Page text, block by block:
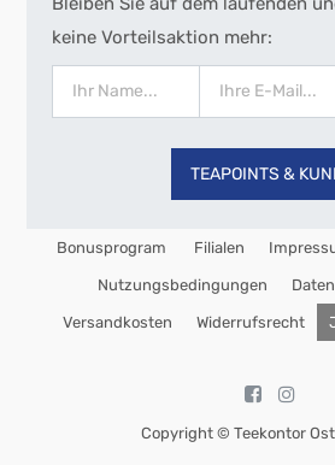
keine Vorteilsaktion mehr:
TEAPOINTS &
Bonusprogram Filialen
Nutzungsbedingungen
Versandkosten Widerrufsrecht
Copyright © Teekontor